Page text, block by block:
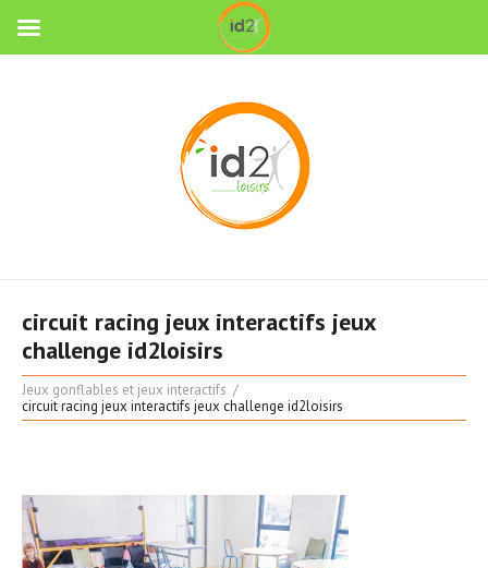
circuit racing jeux interactifs jeux
challenge id2loisirs
Jeux gonflables et jeux interactifs
circuit racing jeux interactifs jeux challenge id2loisirs